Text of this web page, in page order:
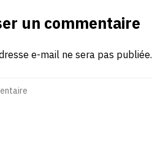
un commentaire
e-mail ne sera pas publiée.